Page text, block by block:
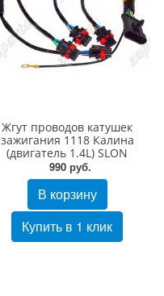
Жгут проводов катушек
зажигания 1118 Калина
(двигатель 1.4L) SLON
990 руб.
В корзину
Купить в 1 клик